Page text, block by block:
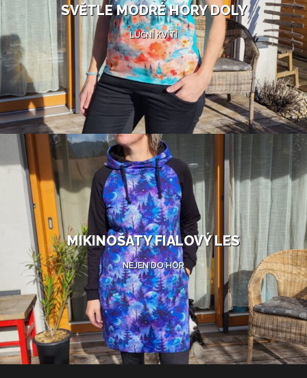
SVĚTLE MODRÉ HORY DOLY
LUČNÍ KVÍTÍ
MIKINOŠATY FIALOVÝ LES
NEJEN DO HOR